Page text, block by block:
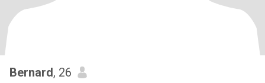
Bernard, 26